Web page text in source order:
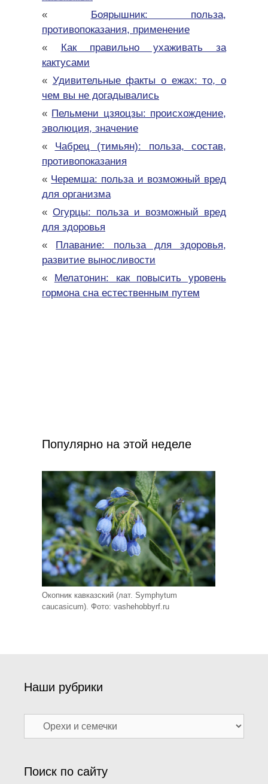
« Боярышник: польза,
противопоказания, применение
« Как правильно ухаживать за
кактусами
« Удивительные факты о ежах: то, о
чем вы не догадывались
« Пельмени цзяоцзы: происхождение,
эволюция, значение
« Чабрец (тимьян): польза, состав,
противопоказания
« Черемша: польза и возможный вред
для организма
« Огурцы: польза и возможный вред
для здоровья
« Плавание: польза для здоровья,
развитие выносливости
« Мелатонин: как повысить уровень
гормона сна естественным путем
Популярно на этой неделе
Окопник кавказский (лат. Symphytum
caucasicum). Фото: vashehobbyrf.ru
Наши рубрики
Наши
рубрики
Поиск по сайту